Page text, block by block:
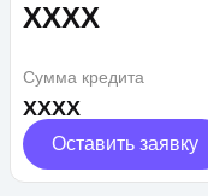
XXXX
Сумма кредита
XXXX
Оставить заявку